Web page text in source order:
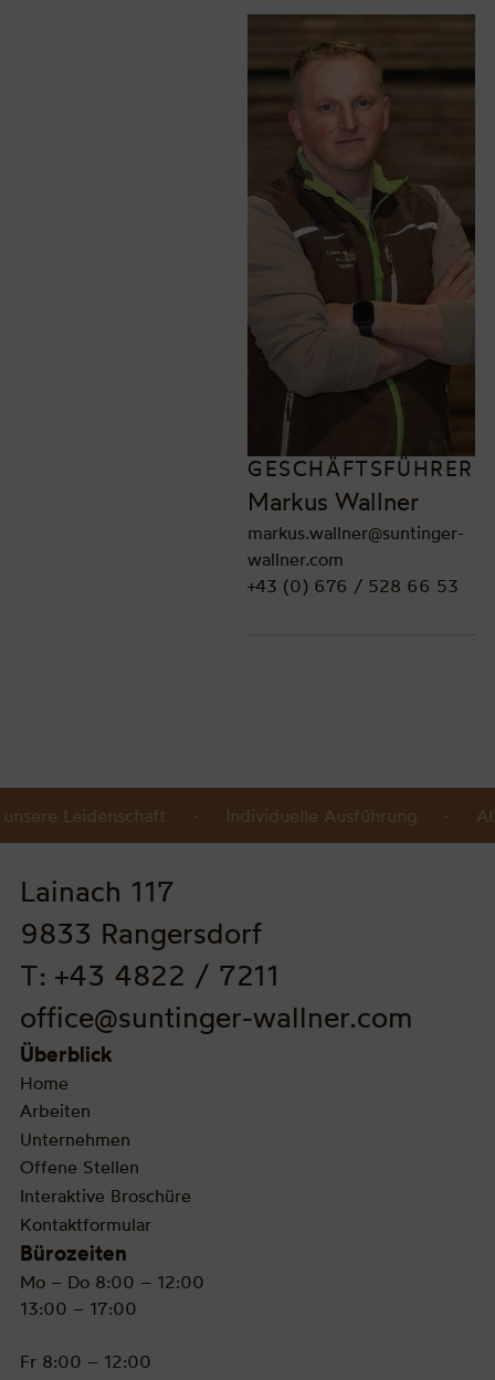
GESCHÄFTSFÜHRER
Markus Wallner
markus.wallner@suntinger-
wallner.com
+43 (0) 676 / 528 66 53
unsere Leidenschaft · Individuelle Ausführung ·
Überblick
Home
Arbeiten
Unternehmen
Offene Stellen
Interaktive Broschüre
Kontaktformular
Lainach 117
9833 Rangersdorf
T: +43 4822 / 7211
office@suntinger-wallner.com
Bürozeiten
Mo – Do 8:00 – 12:00
13:00 – 17:00
Fr 8:00 – 12:00